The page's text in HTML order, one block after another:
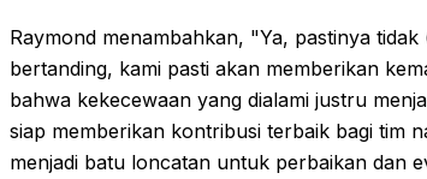
Raymond menambahkan, "Ya, pastinya
bertanding, kami pasti akan memberikan
bahwa kekecewaan yang dialami justru
siap memberikan kontribusi terbaik bagi tim
menjadi batu loncatan untuk perbaikan dan